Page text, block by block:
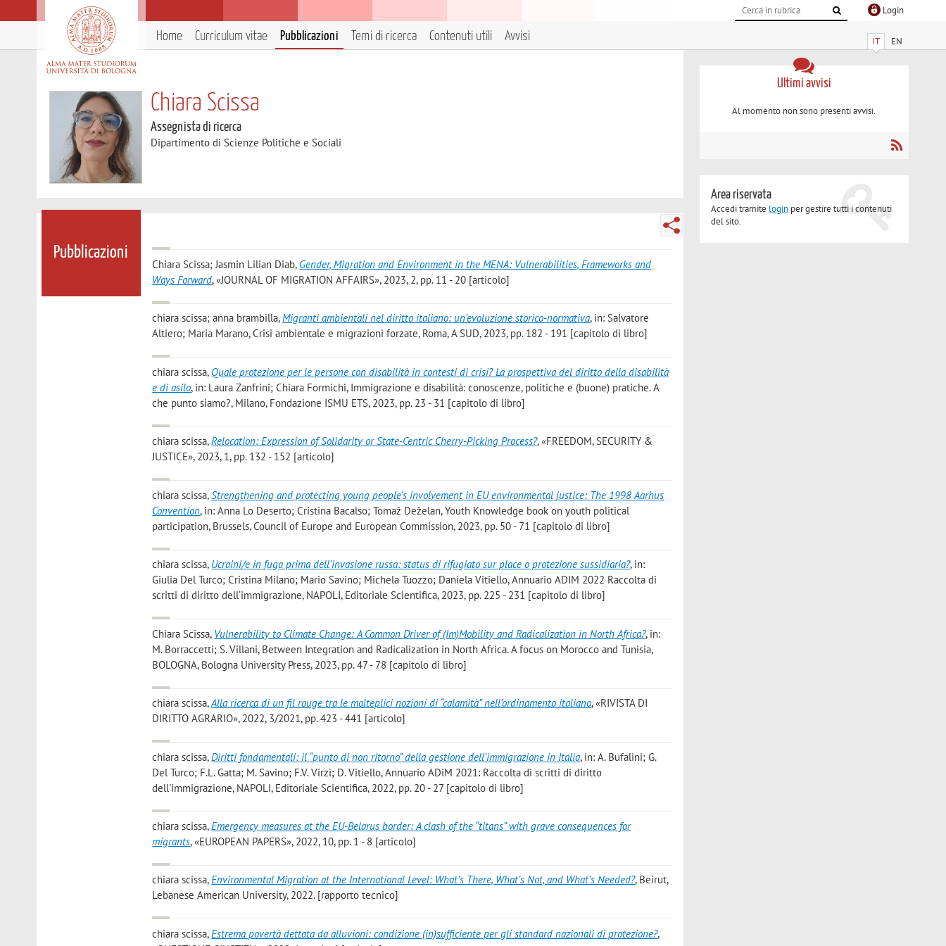
Login
IT EN
Home Curriculum vitae Pubblicazioni Temi di ricerca Contenuti utili Avvisi
Chiara Scissa
Assegnista di ricerca
Dipartimento di Scienze Politiche e Sociali
Pubblicazioni
Chiara Scissa; Jasmin Lilian Diab, Gender, Migration and Environment in the MENA: Vulnerabilities, Frameworks and
Ways Forward, «JOURNAL OF MIGRATION AFFAIRS», 2023, 2, pp. 11 - 20 [articolo]
chiara scissa; anna brambilla,Migranti ambientali nel diritto italiano: un’evoluzione storico-normativa, in: Salvatore
Altiero; Maria Marano, Crisi ambientale e migrazioni forzate, Roma, A SUD, 2023, pp. 182 - 191 [capitolo di libro]
chiara scissa, Quale protezione per le persone con disabilità in contesti di crisi? La prospettiva del diritto della disabilità
e di asilo, in: Laura Zanfrini; Chiara Formichi, Immigrazione e disabilità: conoscenze, politiche e (buone) pratiche. A
che punto siamo?, Milano, Fondazione ISMU ETS, 2023, pp. 23 - 31 [capitolo di libro]
chiara scissa,Relocation: Expression of Solidarity or State-Centric Cherry-Picking Process?, «FREEDOM, SECURITY &
JUSTICE», 2023, 1, pp. 132 - 152 [articolo]
chiara scissa,Strengthening and protecting young people’s involvement in EU environmental justice: The 1998 Aarhus
Convention, in: Anna Lo Deserto; Cristina Bacalso; Tomaž Deželan, Youth Knowledge book on youth political
participation, Brussels, Council of Europe and European Commission, 2023, pp. 50 - 71 [capitolo di libro]
chiara scissa, Ucraini/e in fuga prima dell’invasione russa: status di rifugiato sur place o protezione sussidiaria?, in:
Giulia Del Turco; Cristina Milano; Mario Savino; Michela Tuozzo; Daniela Vitiello, Annuario ADIM 2022 Raccolta di
scritti di diritto dell’immigrazione, NAPOLI, Editoriale Scientifica, 2023, pp. 225 - 231 [capitolo di libro]
Chiara Scissa, Vulnerability to Climate Change: A Common Driver of (Im)Mobility and Radicalization in North Africa?, in:
M. Borraccetti; S. Villani, Between Integration and Radicalization in North Africa. A focus on Morocco and Tunisia,
BOLOGNA, Bologna University Press, 2023, pp. 47 - 78 [capitolo di libro]
chiara scissa,Alla ricerca di un fil rouge tra le molteplici nozioni di “calamità” nell’ordinamento italiano, «RIVISTA DI
DIRITTO AGRARIO», 2022, 3/2021, pp. 423 - 441 [articolo]
chiara scissa,Diritti fondamentali: il “punto di non ritorno” della gestione dell’immigrazione in Italia, in: A. Bufalini; G.
Del Turco; F.L. Gatta; M. Savino; F.V. Virzì; D. Vitiello, Annuario ADiM 2021: Raccolta di scritti di diritto
dell'immigrazione, NAPOLI, Editoriale Scientifica, 2022, pp. 20 - 27 [capitolo di libro]
chiara scissa,Emergency measures at the EU-Belarus border: A clash of the “titans” with grave consequences for
migrants, «EUROPEAN PAPERS», 2022, 10, pp. 1 - 8 [articolo]
chiara scissa,Environmental Migration at the International Level: What’s There, What’s Not, and What’s Needed?, Beirut,
Lebanese American University, 2022. [rapporto tecnico]
chiara scissa,Estrema povertà dettata da alluvioni: condizione (in)sufficiente per gli standard nazionali di protezione?,
Ultimi avvisi
Al momento non sono presenti avvisi.
Area riservata
Accedi tramite login per gestire tutti i contenuti
del sito.